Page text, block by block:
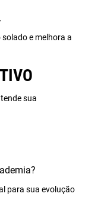
e melhora a
sua
para sua evolução